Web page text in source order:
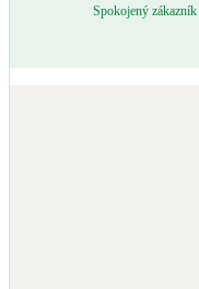
Spokojený